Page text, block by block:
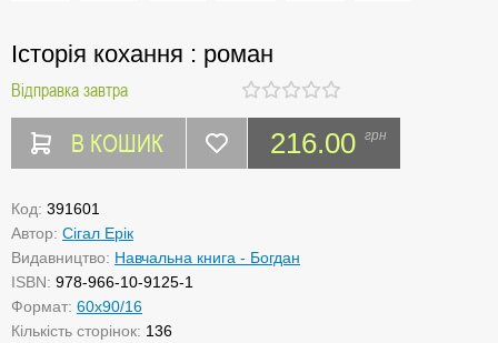
Історія кохання : роман
Відправка завтра
В КОШИК 216.00 грн
Код: 391601
Автор: Сігал Ерік
Видавництво: Навчальна книга - Богдан
ISBN: 978-966-10-9125-1
Формат: 60х90/16
Кількість сторінок: 136